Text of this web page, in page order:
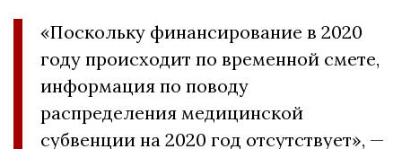
«Поскольку финансирование в 2020
году происходит по временной смете,
информация по поводу
распределения медицинской
субвенции на 2020 год отсутствует», —